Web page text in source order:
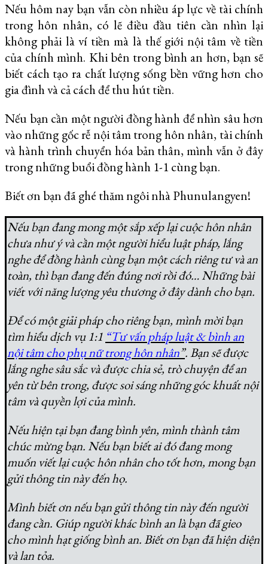
Nếu hôm nay bạn vẫn còn nhiều áp lực về tài chính
trong hôn nhân, có lẽ điều đầu tiên cần nhìn lại
không phải là ví tiền mà là thế giới nội tâm về tiền
của chính mình. Khi bên trong bình an hơn, bạn sẽ
biết cách tạo ra chất lượng sống bền vững hơn cho
gia đình và cả cách để thu hút tiền.
Nếu bạn cần một người đồng hành để nhìn sâu hơn
vào những gốc rễ nội tâm trong hôn nhân, tài chính
và hành trình chuyển hóa bản thân, mình vẫn ở đây
trong những buổi đồng hành 1-1 cùng bạn.
Biết ơn bạn đã ghé thăm ngôi nhà Phunulangyen!
Nếu bạn đang mong một sắp xếp lại cuộc hôn nhân
chưa như ý và cần một người hiểu luật pháp, lắng
nghe để đồng hành cùng bạn một cách riêng tư và an
toàn, thì bạn đang đến đúng nơi rồi đó… Những bài
viết với năng lượng yêu thương ở đây dành cho bạn.
Để có một giải pháp cho riêng bạn, mình mời bạn
tìm hiểu dịch vụ 1:1 “Tư vấn pháp luật & bình an
nội tâm cho phụ nữ trong hôn nhân”. Bạn sẽ được
lắng nghe sâu sắc và được chia sẻ, trò chuyện để an
yên từ bên trong, được soi sáng những góc khuất nội
tâm và quyền lợi của mình.
Nếu hiện tại bạn đang bình yên, mình thành tâm
chúc mừng bạn. Nếu bạn biết ai đó đang mong
muốn viết lại cuộc hôn nhân cho tốt hơn, mong bạn
gửi thông tin này đến họ.
Mình biết ơn nếu bạn gửi thông tin này đến người
đang cần. Giúp người khác bình an là bạn đã gieo
cho mình hạt giống bình an. Biết ơn bạn đã hiện diện
và lan tỏa.